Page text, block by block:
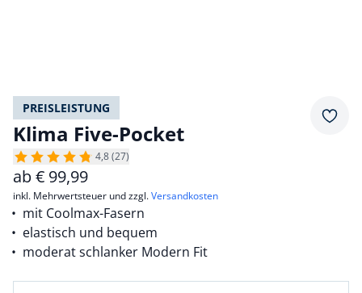
PREISLEISTUNG
Klima Five-Pocket
4,8 (27)
ab€ 99,99
inkl. Mehrwertsteuer und zzgl.Versandkosten
mit Coolmax-Fasern
elastisch und bequem
moderat schlanker Modern Fit